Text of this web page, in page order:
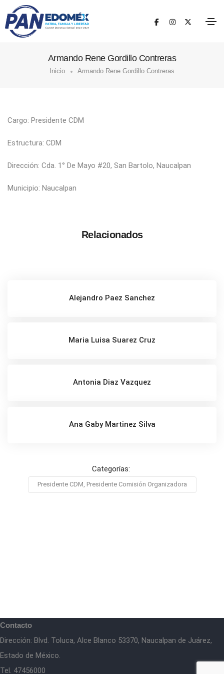
Armando Rene Gordillo Contreras
Inicio Armando Rene Gordillo Contreras
Cargo: Presidente CDM
Estructura: CDM
Dirección: Cda. 1° De Mayo #20, San Bartolo, Naucalpan
Municipio: Naucalpan
Relacionados
Alejandro Paez Sanchez
Maria Luisa Suarez Cruz
Antonia Diaz Vazquez
Ana Gaby Martinez Silva
Categorías:
Presidente CDM, Presidente Comisión Organizadora
Contacto
Dirección: Blvd. Toluca, Alce Blanco 53370, Naucalpan de Juárez,
Estado de México.
Tel. 47456000